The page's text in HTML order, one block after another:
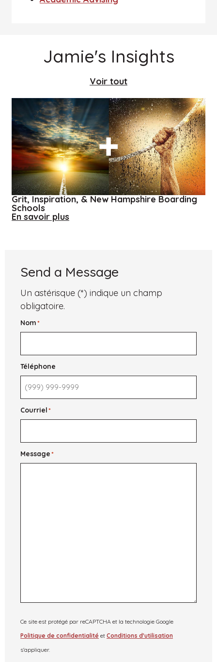
Jamie's Insights
Voir tout
Grit, Inspiration, & New Hampshire Boarding
Schools
En savoir plus
Boarding
Schools
Send a Message
Un astérisque (*) indique un champ
obligatoire.
Nom*
Téléphone
Courriel*
Message*
Ce site est protégé par reCAPTCHA et la technologie Google
Politique de confidentialité et Conditions d'utilisation
s'appliquer.